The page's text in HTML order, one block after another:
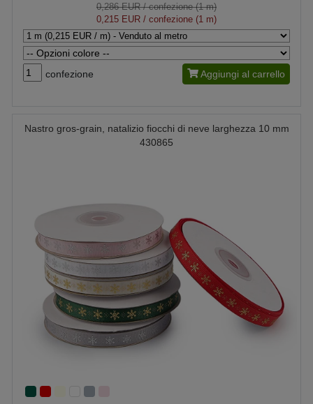
0,286 EUR/ confezione (1 m)
0,215 EUR / confezione (1 m)
confezione Aggiungi al carrello
Nastro gros-grain, natalizio fiocchi di neve larghezza 10 mm
430865